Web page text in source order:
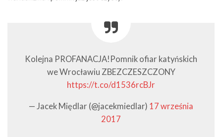
Kolejna PROFANACJA!Pomnik ofiar katyńskich
we Wrocławiu ZBEZCZESZCZONY
https://t.co/d1536rcBJr
— Jacek Międlar (@jacekmiedlar) 17 września
2017